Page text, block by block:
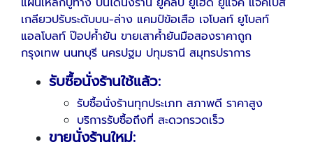
เกลียวปรับระดับบน-ล่าง แคมป์ข้อเสือ เจโบลท์ ยูโบลท์
แอลโบลท์ ป๊อปค้ำยัน ขายเสาค้ำยันมือสองราคาถูก
กรุงเทพ นนทบุรี นครปฐม ปทุมธานี สมุทรปราการ
รับซื้อนั่งร้านใช้แล้ว:
รับซื้อนั่งร้านทุกประเภท สภาพดี ราคาสูง
บริการรับซื้อถึงที่ สะดวกรวดเร็ว
ขายนั่งร้านใหม่: